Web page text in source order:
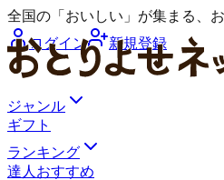
全国の「おいしい」が集まる、
ログイン
新規登録
ジャンル
ギフト
ランキング
達人おすすめ